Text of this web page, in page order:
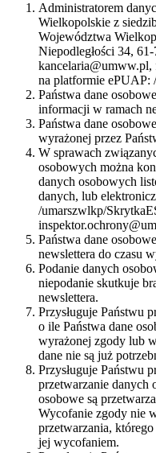
Administratorem
Wielkopolskie z
Województwa
Niepodległości 34,
kancelaria@umww.pl,
na platformie ePUAP:
Państwa dane
informacji w ramach
Państwa dane
wyrażonej przez
W sprawach
osobowych można
danych osobowych
danych, lub
/umarszwlkp/
Państwa dane
newslettera do czasu
Podanie danych
niepodanie skutkuje
newslettera.
Przysługuje Państwu
o ile Państwa dane
wyrażonej zgody lub
dane nie są już
Przysługuje Państwu
przetwarzanie danych
osobowe są
Wycofanie zgody nie
przetwarzania,
jej wycofaniem.